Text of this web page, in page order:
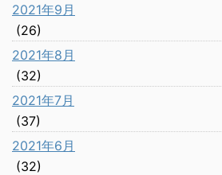
2021年9月
(26)
2021年8月
(32)
2021年7月
(37)
2021年6月
(32)